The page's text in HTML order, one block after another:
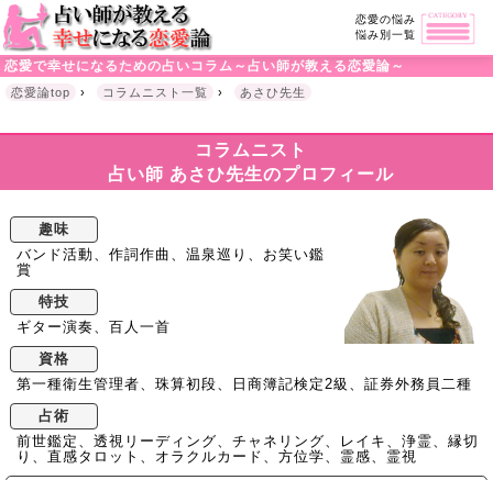
恋愛の悩み
悩み別一覧
恋愛で幸せになるための占いコラム～占い師が教える恋愛論～
恋愛論top › コラムニスト一覧 › あさひ先生
コラムニスト
占い師 あさひ先生のプロフィール
趣味
バンド活動、作詞作曲、温泉巡り、お笑い鑑
賞
特技
ギター演奏、百人一首
資格
第一種衛生管理者、珠算初段、日商簿記検定2級、証券外務員二種
占術
前世鑑定、透視リーディング、チャネリング、レイキ、浄霊、縁切
り、直感タロット、オラクルカード、方位学、霊感、霊視